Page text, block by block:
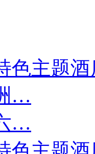
色主题
…
…